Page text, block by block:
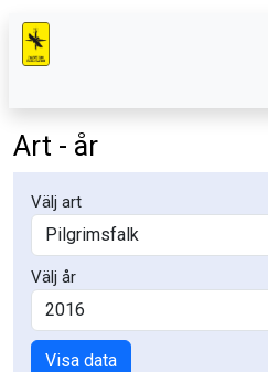
Art - år
Välj art
Välj år
Visa data